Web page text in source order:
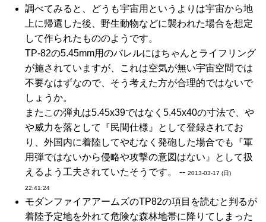
調べてみると、どうも宇宙用というよりは宇宙から地
上に帰還した後、野生動物などに襲われた場合を想定
して作られたもののようです。
TP-82の5.45mm用のバレルにはちゃんとライフリング
が施されていますが、これは空気が無い宇宙空間では
不要なはずなので、そう考えた方が合理的ではないで
しょうか。
またこの弾丸は5.45x39ではなく5.45x40の寸法で、や
や威力を落として『民間仕様』として登録されてお
り、外国内に着陸してやむなく発砲した場合でも『軍
用弾ではないから侵略や攻撃の意図はない』として扱
えるよう工夫されていたそうです。 -- 2013-03-17 (日)
22:41:24
モダンファイアアームズのTP82の項目を読むと判るが
着陸予定地を外れて危険な森林地帯に降りてしまった